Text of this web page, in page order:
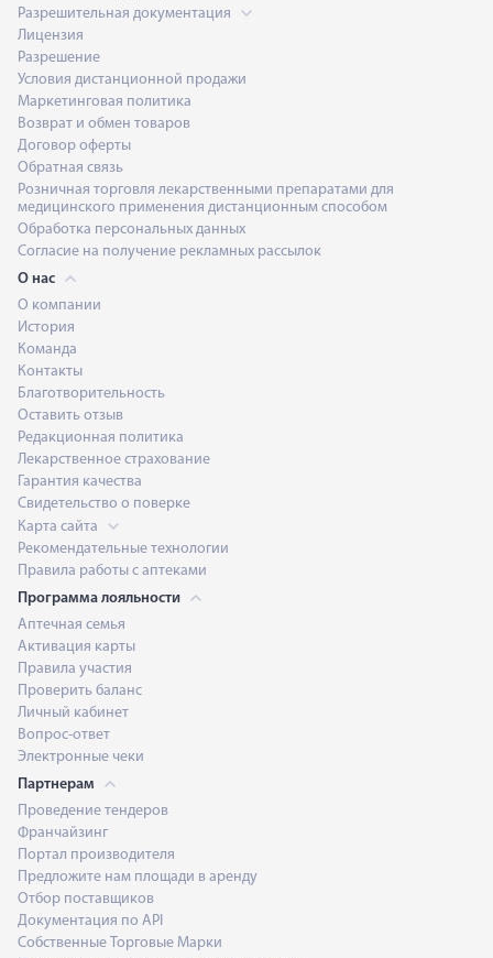
Разрешительная документация
Лицензия
Разрешение
Условия дистанционной продажи
Маркетинговая политика
Возврат и обмен товаров
Договор оферты
Обратная связь
Розничная торговля лекарственными препаратами для
медицинского применения дистанционным способом
Обработка персональных данных
Согласие на получение рекламных рассылок
О нас
О компании
История
Команда
Контакты
Благотворительность
Оставить отзыв
Редакционная политика
Лекарственное страхование
Гарантия качества
Свидетельство о поверке
Карта сайта
Рекомендательные технологии
Правила работы с аптеками
Программа лояльности
Аптечная семья
Активация карты
Правила участия
Проверить баланс
Личный кабинет
Вопрос-ответ
Электронные чеки
Партнерам
Проведение тендеров
Франчайзинг
Портал производителя
Предложите нам площади в аренду
Отбор поставщиков
Документация по API
Собственные Торговые Марки